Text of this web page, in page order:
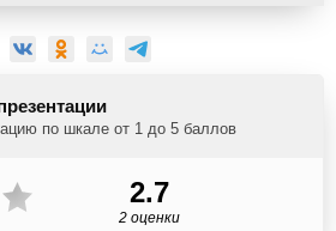
по шкале от 1 до 5 баллов
2.7
2 оценки